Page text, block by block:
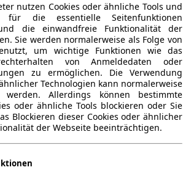
nutzen Cookies oder ähnliche Tools und
für die essentielle Seitenfunktionen
die einwandfreie Funktionalität der
Sie werden normalerweise als Folge von
um wichtige Funktionen wie das
von Anmeldedaten oder
zu ermöglichen. Die Verwendung
Technologien kann normalerweise
werden. Allerdings können bestimmte
oder ähnliche Tools blockieren oder Sie
Blockieren dieser Cookies oder ähnlicher
der Webseite beeinträchtigen.